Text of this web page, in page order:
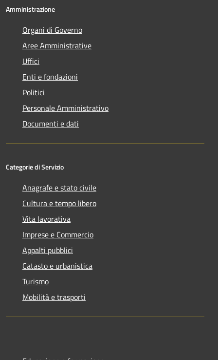
Amministrazione
Organi di Governo
Aree Amministrative
Uffici
Enti e fondazioni
Politici
Personale Amministrativo
Documenti e dati
Categorie di Servizio
Anagrafe e stato civile
Cultura e tempo libero
Vita lavorativa
Imprese e Commercio
Appalti pubblici
Catasto e urbanistica
Turismo
Mobilità e trasporti